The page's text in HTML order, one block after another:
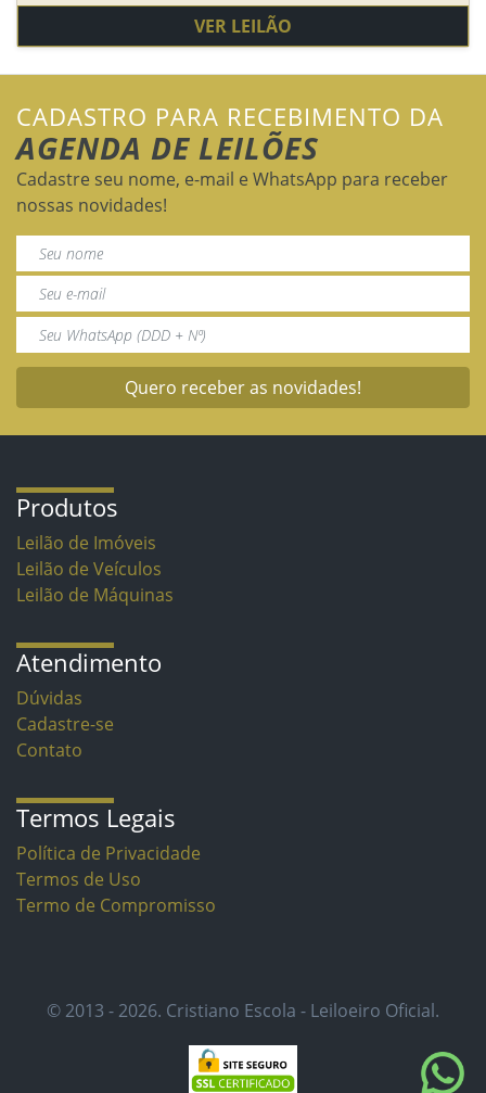
VER LEILÃO
CADASTRO PARA RECEBIMENTO DA
AGENDA DE LEILÕES
Cadastre seu nome, e-mail e WhatsApp para receber
nossas novidades!
Quero receber as novidades!
Produtos
Leilão de Imóveis
Leilão de Veículos
Leilão de Máquinas
Atendimento
Dúvidas
Cadastre-se
Contato
Termos Legais
Política de Privacidade
Termos de Uso
Termo de Compromisso
© 2013 - 2026. Cristiano Escola - Leiloeiro Oficial.